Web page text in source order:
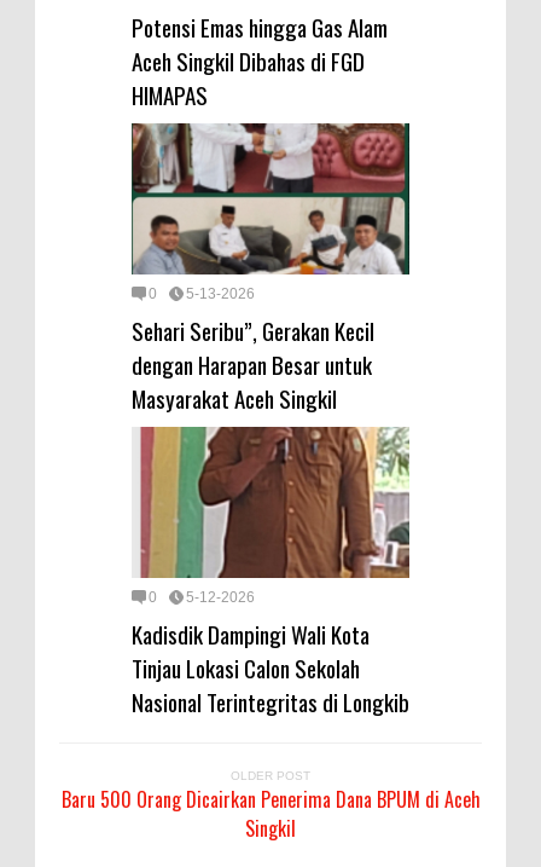
Potensi Emas hingga Gas Alam
Aceh Singkil Dibahas di FGD
HIMAPAS
0 5-13-2026
Sehari Seribu”, Gerakan Kecil
dengan Harapan Besar untuk
Masyarakat Aceh Singkil
0 5-12-2026
Kadisdik Dampingi Wali Kota
Tinjau Lokasi Calon Sekolah
Nasional Terintegritas di Longkib
OLDER POST
Baru 500 Orang Dicairkan Penerima Dana BPUM di Aceh
Singkil